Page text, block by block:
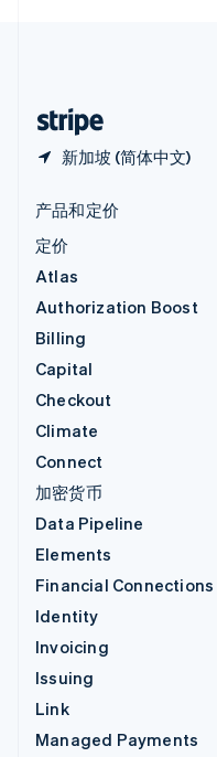
新加坡 (简体中文)
产品和定价
定价
Atlas
Authorization Boost
Billing
Capital
Checkout
Climate
Connect
加密货币
Data Pipeline
Elements
Financial Connections
Identity
Invoicing
Issuing
Link
Managed Payments